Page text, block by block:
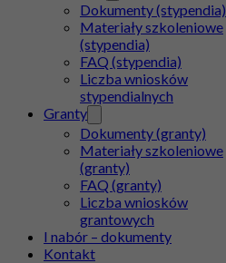
Dokumenty (stypendia)
Materiały szkoleniowe
(stypendia)
FAQ (stypendia)
Liczba wniosków
stypendialnych
Granty
Dokumenty (granty)
Materiały szkoleniowe
(granty)
FAQ (granty)
Liczba wniosków
grantowych
I nabór – dokumenty
Kontakt